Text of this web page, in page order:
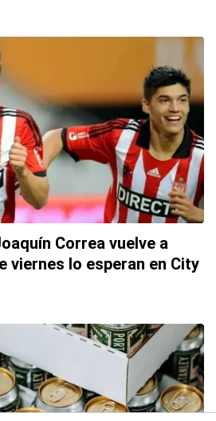
Correa vuelve a
viernes lo esperan en City